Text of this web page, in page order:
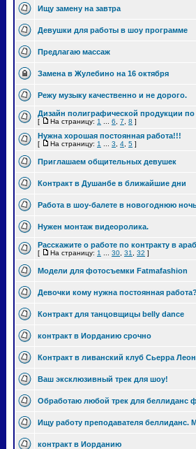
Ищу замену на завтра
Девушки для работы в шоу программе
Предлагаю массаж
Замена в Жулебино на 16 октября
Режу музыку качественно и не дорого.
Дизайн полиграфической продукции по
[ На страницу: 1 6 7 8 ]
Нужна хорошая постоянная работа!!!
[ На страницу: 1 3 4 5 ]
Приглашаем общительных девушек
Контракт в Душанбе в ближайшие дни
Работа в шоу-балете в новогоднюю
Нужен монтаж видеоролика.
Расскажите о работе по контракту в
[ На страницу: 1 30 31 32 ]
Модели для фотосъемки Fatmafashion
Девочки кому нужна постоянная работа?
Контракт для танцовщицы belly dance
контракт в Иорданию срочно
Контракт в ливанский клуб Сьерра
Ваш эксклюзивный трек для шоу!
Обработаю любой трек для беллиданс
Ищу работу преподавателя беллиданс.
контракт в Иорданию